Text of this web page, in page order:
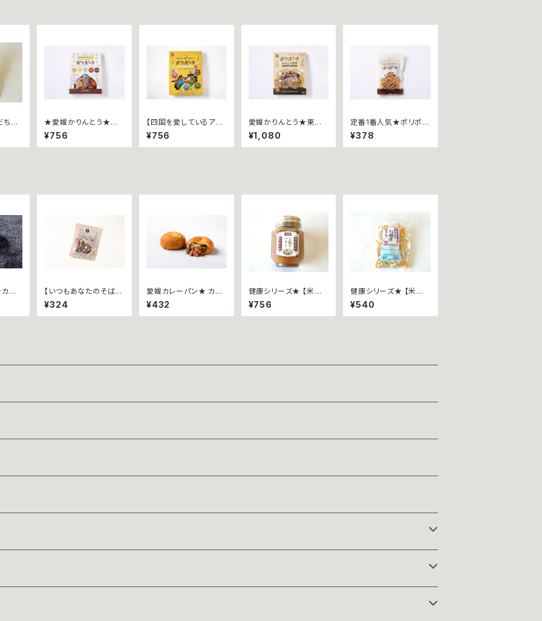
を
★愛媛かりんとう★愛
媛土産★ ポリポーリ
~バラエティパック８５ｇ
~
¥756
【四国を愛しているアナ
タに】 四国４県味めぐり
ポリポーリ ~ご当地バ
ラエティパック６８ｇ~
¥756
愛媛かりんとう★東京
限定ポリポーリ ∼も
んじゃ焼味∼ 箱入
¥1,080
定番1番人気★ポリポー
リ ∼しお４０ｇ袋入∼
¥378
リッ
【いつもあなたのそば
に！】ミルクたっぷり別子
飴
¥324
愛媛カレーパン★ カリ
ットカリー ~愛媛西予
市城川の貴重なウイン
ナー~
¥432
健康シリーズ★ 【米飴】
七福芋バター
¥756
健康シリーズ★ 【米飴】
もちもち七福あめ
¥540